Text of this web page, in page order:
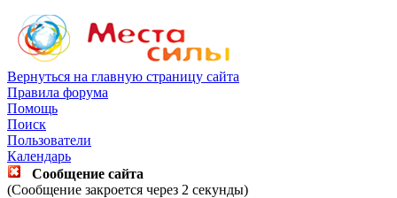
Вернуться на главную страницу сайта
Правила форума
Помощь
Поиск
Пользователи
Календарь
Сообщение сайта
(Сообщение закроется через 2 секунды)